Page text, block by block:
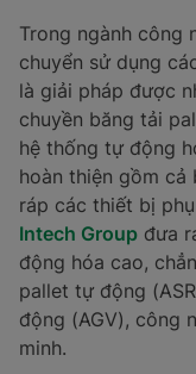
Trong ngành công
chuyển sử dụng
là giải pháp được
chuyền băng tải
hệ thống tự động
hoàn thiện gồm
ráp các thiết bị
Intech Group đưa
động hóa cao,
pallet tự động
động (AGV), công
minh.